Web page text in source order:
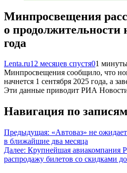
Минпросвещения
о продолжительности
года
Lenta.ru12 месяцев спустя01
Минпросвещения сообщило, что
начнется 1 сентября 2025 года, а
Эти данные приводит РИА
Навигация по записям
Предыдущая: «Автоваз» не
в ближайшие два месяца
Далее: Крупнейшая авиакомпания
распродажу билетов со скидками